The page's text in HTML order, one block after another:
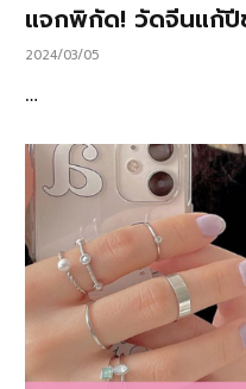
แจกพิกัด! วัดจีนแก้ปี
2024/03/05
…